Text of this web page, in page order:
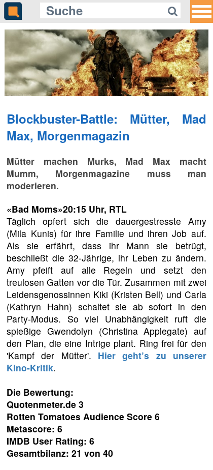
Gleich auf Quotenmeter:
«Alley Cats»: Mit Ricky Gervais auf
Mäusejagd
Blockbuster-Battle: Mütter, Mad
Max, Morgenmagazin
Mütter machen Murks, Mad Max macht
Mumm, Morgenmagazine muss man
moderieren.
«Bad Moms»20:15 Uhr, RTL
Täglich opfert sich die dauergestresste Amy
(Mila Kunis) für ihre Familie und ihren Job auf.
Als sie erfährt, dass ihr Mann sie betrügt,
beschließt die 32-Jährige, ihr Leben zu ändern.
Amy pfeift auf alle Regeln und setzt den
treulosen Gatten vor die Tür. Zusammen mit zwei
Leidensgenossinnen Kiki (Kristen Bell) und Carla
(Kathryn Hahn) schaltet sie ab sofort in den
Party-Modus. So viel Unabhängigkeit ruft die
spießige Gwendolyn (Christina Applegate) auf
den Plan, die eine Intrige plant. Ring frei für den
'Kampf der Mütter'. Hier geht’s zu unserer
Kino-Kritik.
Die Bewertung:
Quotenmeter.de 3
Rotten Tomatoes Audience Score 6
Metascore: 6
IMDB User Rating: 6
Gesamtbilanz: 21 von 40